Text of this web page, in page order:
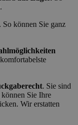
. So können Sie ganz
. Sie sind
Sie Ihre
Wir erstatten